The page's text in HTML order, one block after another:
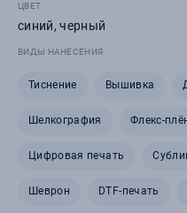
ЦВЕТ
синий, черный
ВИДЫ НАНЕСЕНИЯ
Тиснение Вышивка
Шелкография Флекс-
Цифровая печать
Шеврон DTF-печать